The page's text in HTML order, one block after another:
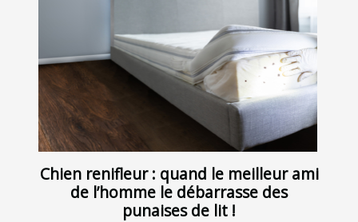
Chien renifleur : quand le meilleur ami
de l’homme le débarrasse des
punaises de lit !